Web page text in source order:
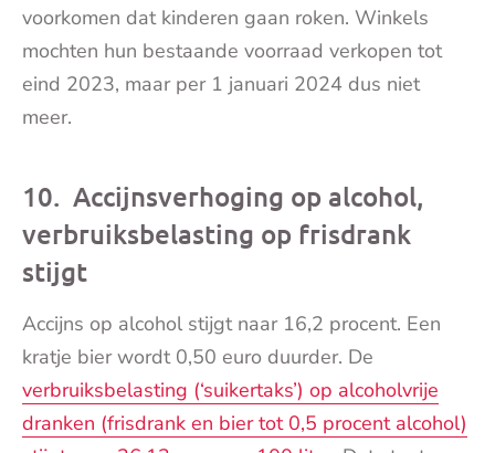
voorkomen dat kinderen gaan roken. Winkels
mochten hun bestaande voorraad verkopen tot
eind 2023, maar per 1 januari 2024 dus niet
meer.
10. Accijnsverhoging op alcohol,
verbruiksbelasting op frisdrank
stijgt
Accijns op alcohol stijgt naar 16,2 procent. Een
kratje bier wordt 0,50 euro duurder. De
verbruiksbelasting (‘suikertaks’) op alcoholvrije
dranken (frisdrank en bier tot 0,5 procent alcohol)